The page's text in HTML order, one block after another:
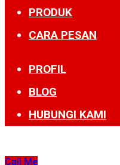
PRODUK
CARA PESAN
PROFIL
BLOG
HUBUNGI KAMI
Call Me